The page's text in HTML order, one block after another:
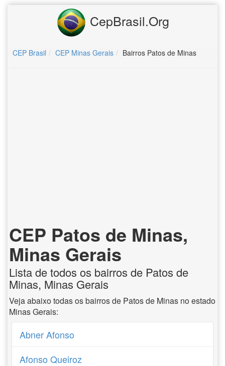
CepBrasil.Org
CEP Brasil CEP Minas Gerais Bairros Patos de Minas
CEP Patos de Minas,
Minas Gerais
Lista de todos os bairros de Patos de
Minas, Minas Gerais
Veja abaixo todas os bairros de Patos de Minas no estado
Minas Gerais:
Abner Afonso
Afonso Queiroz